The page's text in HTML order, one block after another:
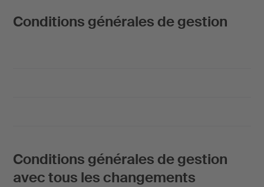
Conditions générales de gestion
Conditions générales de gestion
avec tous les changements